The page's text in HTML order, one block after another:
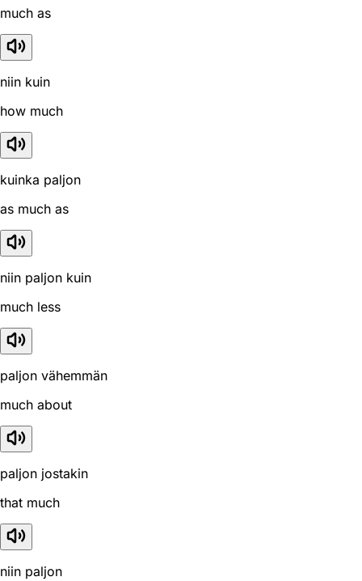
much as
niin kuin
how much
kuinka paljon
as much as
niin paljon kuin
much less
paljon vähemmän
much about
paljon jostakin
that much
niin paljon